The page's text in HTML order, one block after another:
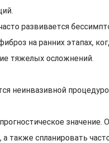
развивается
на ранних этапах,
тяжелых осложнений.
неинвазивной
значение.
также спланировать